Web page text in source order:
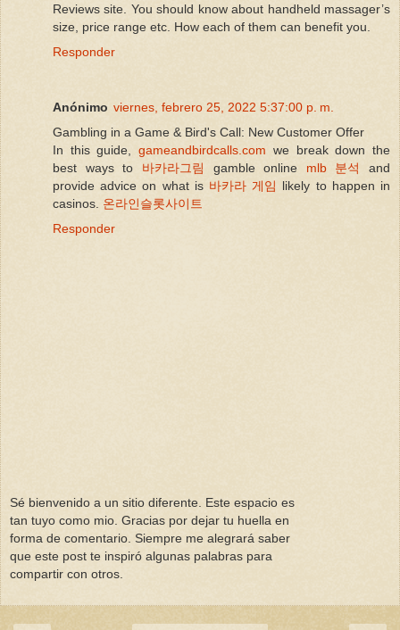
Reviews site. You should know about handheld massager’s
size, price range etc. How each of them can benefit you.
Responder
Anónimo viernes, febrero 25, 2022 5:37:00 p. m.
Gambling in a Game & Bird's Call: New Customer Offer
In this guide,gameandbirdcalls.com we break down the
best ways to 바카라그림 gamble online mlb 분석
and
provide advice on what is 바카라 게임 likely to happen in
casinos. 온라인슬롯사이트
Responder
Sé bienvenido a un sitio diferente. Este espacio es
tan tuyo como mio. Gracias por dejar tu huella en
forma de comentario. Siempre me alegrará saber
que este post te inspiró algunas palabras para
compartir con otros.